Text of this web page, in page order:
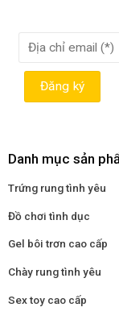
Danh mục sản
Trứng rung tình yêu
Đồ chơi tình dục
Gel bôi trơn cao cấp
Chày rung tình yêu
Sex toy cao cấp